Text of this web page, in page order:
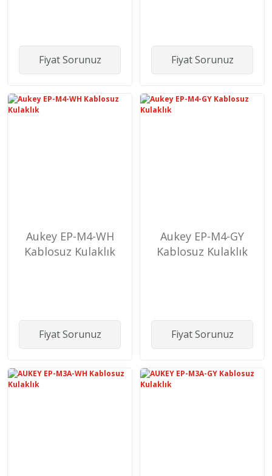
Fiyat Sorunuz Fiyat Sorunuz
Aukey EP-M4-WH
Kablosuz Kulaklık
Fiyat Sorunuz
Aukey EP-M4-GY
Kablosuz Kulaklık
Fiyat Sorunuz